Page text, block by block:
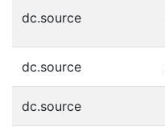
dc.source
dc.source
dc.source